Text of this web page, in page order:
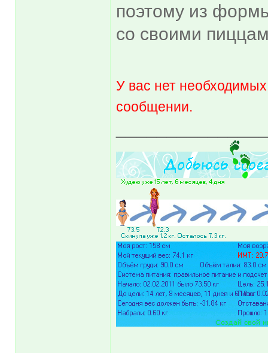
поэтому из
со своими
У вас нет
сообщении.